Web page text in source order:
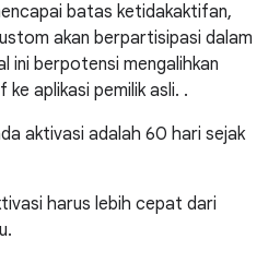
batas ketidakaktifan,
akan berpartisipasi dalam
ini berpotensi mengalihkan
aplikasi pemilik asli. .
aktivasi adalah 60 hari sejak
harus lebih cepat dari